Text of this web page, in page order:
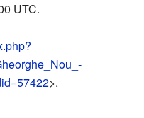
UTC.
>.